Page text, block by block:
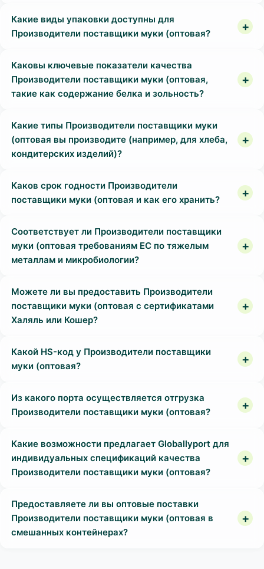
Какие виды упаковки доступны для
Производители поставщики муки (оптовая?
Каковы ключевые показатели качества
Производители поставщики муки (оптовая,
такие как содержание белка и зольность?
Какие типы Производители поставщики муки
(оптовая вы производите (например, для хлеба,
кондитерских изделий)?
Каков срок годности Производители
поставщики муки (оптовая и как его хранить?
Соответствует ли Производители поставщики
муки (оптовая требованиям ЕС по тяжелым
металлам и микробиологии?
Можете ли вы предоставить Производители
поставщики муки (оптовая с сертификатами
Халяль или Кошер?
Какой HS-код у Производители поставщики
муки (оптовая?
Из какого порта осуществляется отгрузка
Производители поставщики муки (оптовая?
Какие возможности предлагает Globallyport для
индивидуальных спецификаций качества
Производители поставщики муки (оптовая?
Предоставляете ли вы оптовые поставки
Производители поставщики муки (оптовая в
смешанных контейнерах?